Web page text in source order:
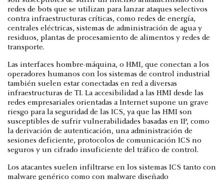
redes de bots que se utilizan para lanzar ataques selectivos
contra infraestructuras críticas, como redes de energía,
centrales eléctricas, sistemas de administración de agua y
residuos, plantas de procesamiento de alimentos y redes de
transporte.
Las interfaces hombre-máquina, o HMI, que conectan a los
operadores humanos con los sistemas de control industrial
también suelen estar conectadas en red a diversas
infraestructuras de TI. La accesibilidad a las HMI desde las
redes empresariales orientadas a Internet supone un grave
riesgo para la seguridad de las ICS, ya que las HMI son
susceptibles de sufrir vulnerabilidades basadas en IP, como
la derivación de autenticación, una administración de
sesiones deficiente, protocolos de comunicación ICS no
seguros y un cifrado insuficiente del tráfico de control.
Los atacantes suelen infiltrarse en los sistemas ICS tanto con
malware genérico como con malware diseñado